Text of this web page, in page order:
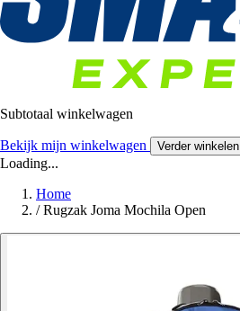
Subtotaal winkelwagen
Bekijk mijn winkelwagen Verder winkelen
Loading...
Home
/ Rugzak Joma Mochila Open